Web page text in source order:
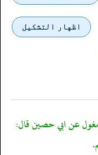
اظهار التشكيل
مغول عن ابي حصين قال: